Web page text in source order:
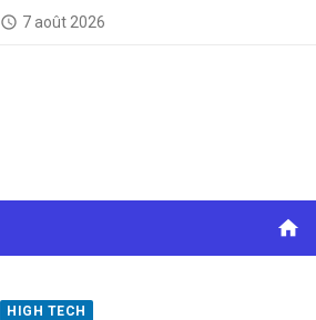
access_time 7 août 2026
home
HIGH TECH